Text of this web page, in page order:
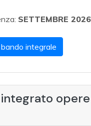
SETTEMBRE 2026
integrale